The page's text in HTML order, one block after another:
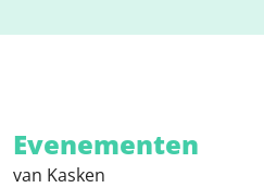
Evenementen
van Kasken